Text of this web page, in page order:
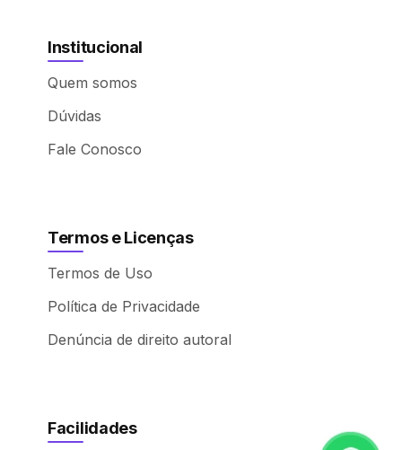
Institucional
Quem somos
Dúvidas
Fale Conosco
Termos e Licenças
Termos de Uso
Política de Privacidade
Denúncia de direito autoral
Facilidades